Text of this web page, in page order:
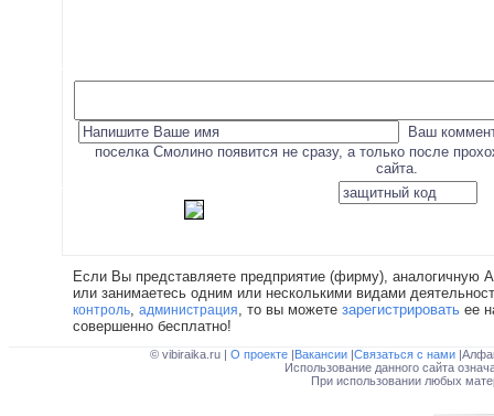
Ваш
поселка Смолино появится не сразу, а только после
сайта.
Если Вы представляете предприятие (фирму), аналогичную
или занимаетесь одним или несколькими видами
контроль, администрация, то вы можете зарегистрировать ее
совершенно бесплатно!
© vibiraika.ru | О проекте |Вакансии |Связаться с нами
Использование данного сайта
При использовании любых